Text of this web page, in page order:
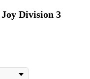
Division 3